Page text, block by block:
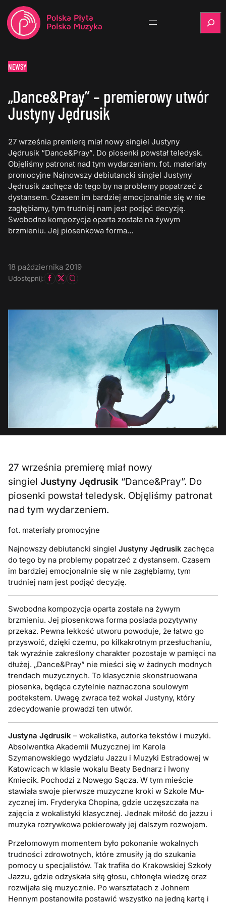
NEWSY
„Dance&Pray” – premierowy utwór
Justyny Jędrusik
27 września premierę miał nowy singiel Justyny
Jędrusik “Dance&Pray”. Do piosenki powstał teledysk.
Objęliśmy patronat nad tym wydarzeniem. fot. materiały
promocyjne Najnowszy debiutancki singiel Justyny
Jędrusik zachęca do tego by na problemy popatrzeć z
dystansem. Czasem im bardziej emocjonalnie się w nie
zagłębiamy, tym trudniej nam jest podjąć decyzję.
Swobodna kompozycja oparta została na żywym
brzmieniu. Jej piosenkowa forma…
18 października 2019
Udostępnij:
27 września premierę miał nowy
singielJustyny Jędrusik “Dance&Pray”. Do
piosenki powstał teledysk. Objęliśmy patronat
nad tym wydarzeniem.
fot. materiały promocyjne
Najnowszy debiutancki singiel Justyny Jędrusik zachęca
do tego by na problemy popatrzeć z dystansem. Czasem
im bardziej emocjonalnie się w nie zagłębiamy, tym
trudniej nam jest podjąć decyzję.
Swobodna kompozycja oparta została na żywym
brzmieniu. Jej piosenkowa forma posiada pozytywny
przekaz. Pewna lekkość utworu powoduje, że łatwo go
przyswoić, dzięki czemu, po kilkakrotnym przesłuchaniu,
tak wyraźnie zakreślony charakter pozostaje w pamięci na
dłużej. „Dance&Pray” nie mieści się w żadnych modnych
trendach muzycznych. To klasycznie skonstruowana
piosenka, będąca czytelnie naznaczona soulowym
podtekstem. Uwagę zwraca też wokal Justyny, który
zdecydowanie prowadzi ten utwór.
Justyna Jędrusik – wokalistka, autorka tekstów i muzyki.
Absolwentka Akademii Muzycznej im Karola
Szymanowskiego wydziału Jazzu i Muzyki Estradowej w
Katowicach w klasie wokalu Beaty Bednarz i Iwony
Kmiecik. Pochodzi z Nowego Sącza. W tym mieście
stawiała swoje pierwsze muzyczne kroki w Szkole Mu-
zycznej im. Fryderyka Chopina, gdzie uczęszczała na
zajęcia z wokalistyki klasycznej. Jednak miłość do jazzu i
muzyka rozrywkowa pokierowały jej dalszym rozwojem.
Przełomowym momentem było pokonanie wokalnych
trudności zdrowotnych, które zmusiły ją do szukania
pomocy u specjalistów. Tak trafiła do Krakowskiej Szkoły
Jazzu, gdzie odzyskała siłę głosu, chłonęła wiedzę oraz
rozwijała się muzycznie. Po warsztatach z Johnem
Hennym postanowiła postawić wszystko na jedną kartę i